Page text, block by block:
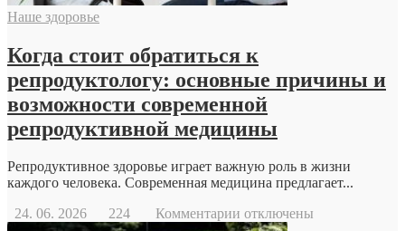
Наше здоровье
Когда стоит обратиться к
репродуктологу: основные причины и
возможности современной
репродуктивной медицины
Репродуктивное здоровье играет важную роль в жизни
каждого человека. Современная медицина предлагает...
24. 06. 2026
224 Комментарии котключены